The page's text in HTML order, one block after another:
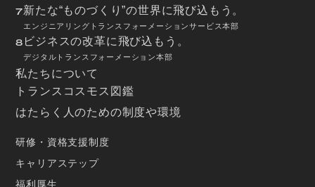
7新たな“ものづくり”の世界に飛び込もう。
エンジニアリングトランスフォーメーションサービス本部
8 ビジネスの改革に飛び込もう。
デジタルトランスフォーメーション本部
私たちについて
トランスコスモス図鑑
はたらく人のための制度や環境
研修・資格支援制度
キャリアステップ
福利厚生